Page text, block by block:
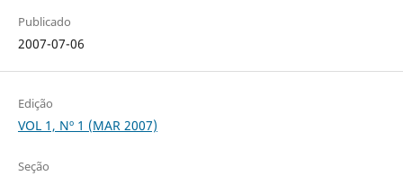
Publicado
2007-07-06
Edição
VOL 1, Nº 1 (MAR 2007)
Seção